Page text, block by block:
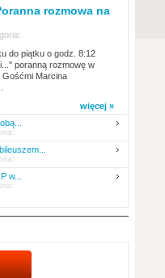
rozmowa na
do piątku o godz. 8:12
poranną rozmowę w
Gośćmi Marcina
więcej »
w...